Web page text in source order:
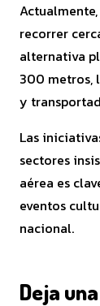
recorrer
alternativa
300 metros,
y
Las
sectores
aérea es
eventos
nacional.
Deja